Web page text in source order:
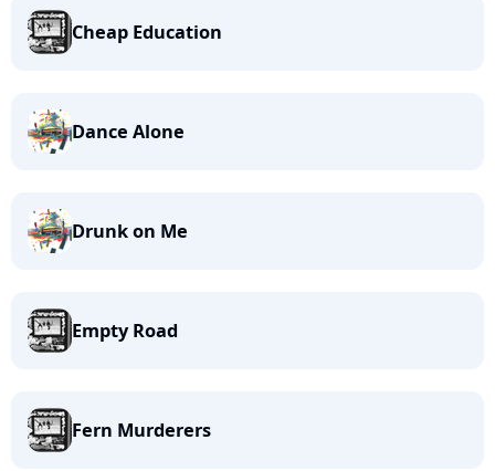
Cheap Education
Dance Alone
Drunk on Me
Empty Road
Fern Murderers